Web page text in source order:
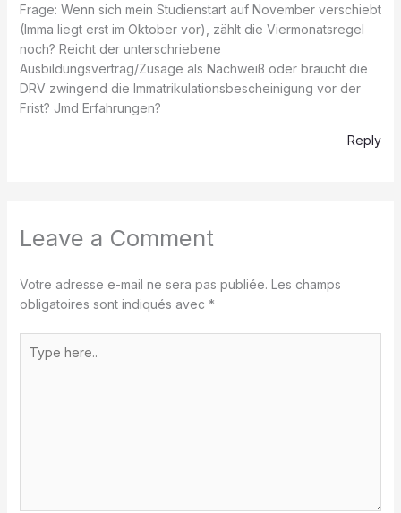
Frage: Wenn sich mein Studienstart auf November verschiebt
(Imma liegt erst im Oktober vor), zählt die Viermonatsregel
noch? Reicht der unterschriebene
Ausbildungsvertrag/Zusage als Nachweiß oder braucht die
DRV zwingend die Immatrikulationsbescheinigung vor der
Frist? Jmd Erfahrungen?
Reply
Leave a Comment
Votre adresse e-mail ne sera pas publiée. Les champs
obligatoires sont indiqués avec *
here..